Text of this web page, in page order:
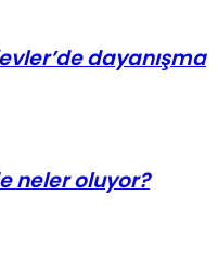
dayanışma
neler oluyor?